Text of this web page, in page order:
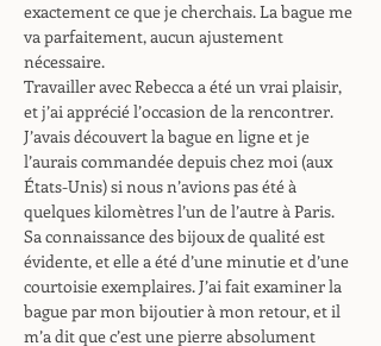
exactement ce que je cherchais. La bague me
va parfaitement, aucun ajustement
nécessaire.
Travailler avec Rebecca a été un vrai plaisir,
et j’ai apprécié l’occasion de la rencontrer.
J’avais découvert la bague en ligne et je
l’aurais commandée depuis chez moi (aux
États-Unis) si nous n’avions pas été à
quelques kilomètres l’un de l’autre à Paris.
Sa connaissance des bijoux de qualité est
évidente, et elle a été d’une minutie et d’une
courtoisie exemplaires. J’ai fait examiner la
bague par mon bijoutier à mon retour, et il
m’a dit que c’est une pierre absolument